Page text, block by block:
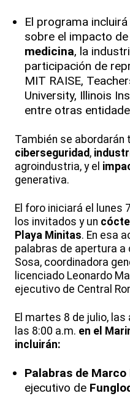
El programa
sobre el impacto de
medicina, la
participación de
MIT RAISE,
University, Illinois
entre otras
También se
ciberseguridad ,
agroindustria, y el
generativa.
El foro iniciará el lunes
los invitados y un
Playa Minitas. En esa
palabras de apertura a
Sosa, coordinadora
licenciado Leonardo
ejecutivo de Central
El martes 8 de julio,
las 8:00 a.m. en el
incluirán:
Palabras de Marco
ejecutivo de